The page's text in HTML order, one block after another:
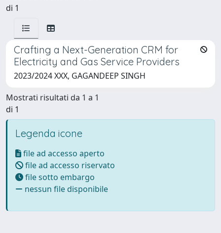
di 1
Crafting a Next-Generation CRM for
Electricity and Gas Service Providers
2023/2024 XXX, GAGANDEEP SINGH
Mostrati risultati da 1 a 1
di 1
Legenda icone
file ad accesso aperto
file ad accesso riservato
file sotto embargo
nessun file disponibile